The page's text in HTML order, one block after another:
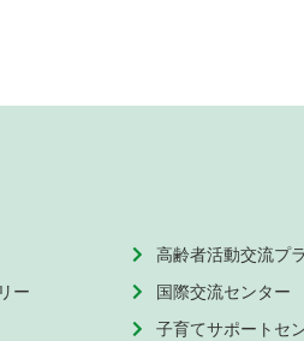
ー
高齢者活動交流プ
国際交流センター
子育てサポートセ